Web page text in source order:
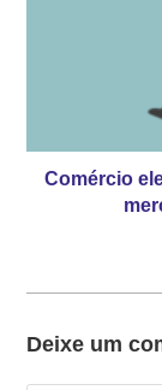
Comércio
Deixe um